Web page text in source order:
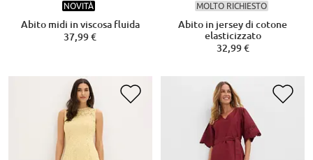
NOVITÀ
Abito midi in viscosa fluida
37,99 €
MOLTO RICHIESTO
Abito in jersey di cotone
elasticizzato
32,99 €